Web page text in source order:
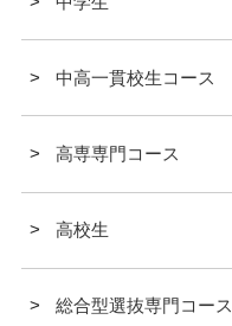
中高一貫校生コース
高専専門コース
高校生
総合型選抜専門コース